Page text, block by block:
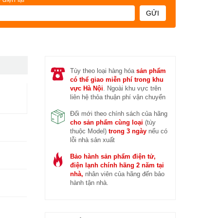
GỬI
Tùy theo loại hàng hóa sản phẩm
có thể giao miễn phí trong khu
vực Hà Nội. Ngoài khu vực trên
liên hệ thỏa thuận phí vận chuyển
Đổi mới theo chính sách của hãng
cho sản phẩm cùng loại (tùy
thuộc Model) trong 3 ngàynếu có
lỗi nhà sản xuất
Bảo hành sản phẩm điện tử,
điện lạnh chính hãng 2 năm tại
nhà, nhân viên của hãng đến bảo
hành tận nhà.